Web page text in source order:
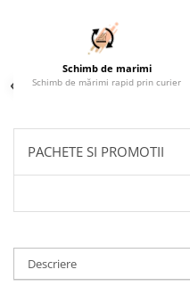
Schimb de marimi
Schimb de mărimi rapid prin curier
PACHETE SI PROMOTII
Descriere